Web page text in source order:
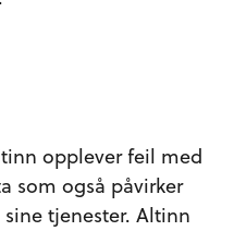
opplever feil med
som også påvirker
tjenester. Altinn